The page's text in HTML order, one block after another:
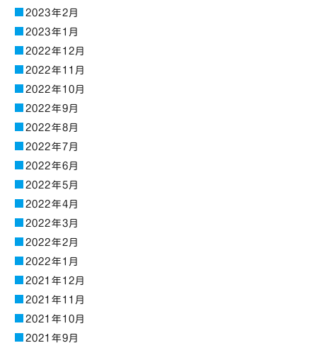
2023年2月
2023年1月
2022年12月
2022年11月
2022年10月
2022年9月
2022年8月
2022年7月
2022年6月
2022年5月
2022年4月
2022年3月
2022年2月
2022年1月
2021年12月
2021年11月
2021年10月
2021年9月